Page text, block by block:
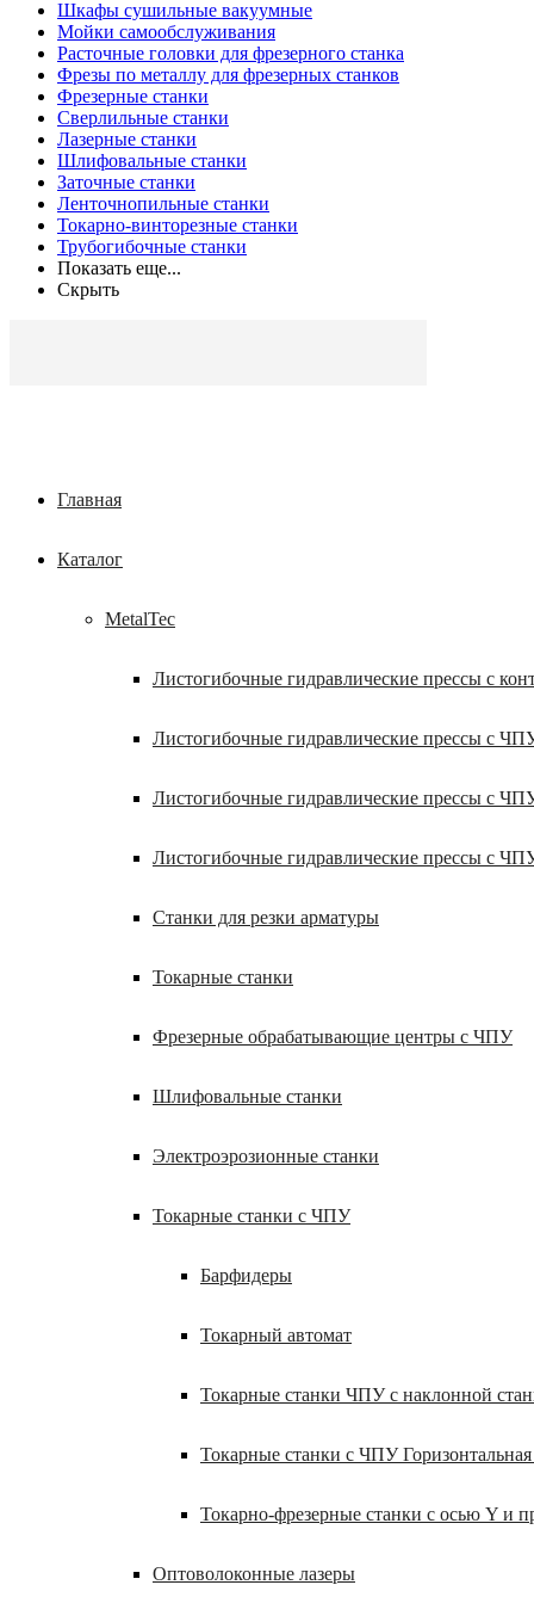
Шкафы сушильные вакуумные
Мойки самообслуживания
Расточные головки для фрезерного станка
Фрезы по металлу для фрезерных станков
Фрезерные станки
Сверлильные станки
Лазерные станки
Шлифовальные станки
Заточные станки
Ленточнопильные станки
Токарно-винторезные станки
Трубогибочные станки
Показать еще...
Скрыть
Главная
Каталог
MetalTec
Листогибочные гидравлические прессы с
Листогибочные гидравлические прессы с
Листогибочные гидравлические прессы с
Листогибочные гидравлические прессы с
Станки для резки арматуры
Токарные станки
Фрезерные обрабатывающие центры с ЧПУ
Шлифовальные станки
Электроэрозионные станки
Токарные станки с ЧПУ
Барфидеры
Токарный автомат
Токарные станки ЧПУ c наклонной
Токарные станки с ЧПУ
Токарно-фрезерные станки с осью Y и
Оптоволоконные лазеры